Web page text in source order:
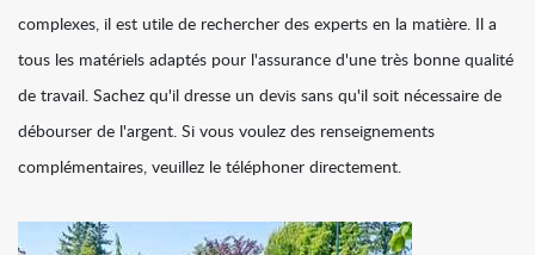
complexes, il est utile de rechercher des experts en la matière. Il a
tous les matériels adaptés pour l'assurance d'une très bonne qualité
de travail. Sachez qu'il dresse un devis sans qu'il soit nécessaire de
débourser de l'argent. Si vous voulez des renseignements
complémentaires, veuillez le téléphoner directement.